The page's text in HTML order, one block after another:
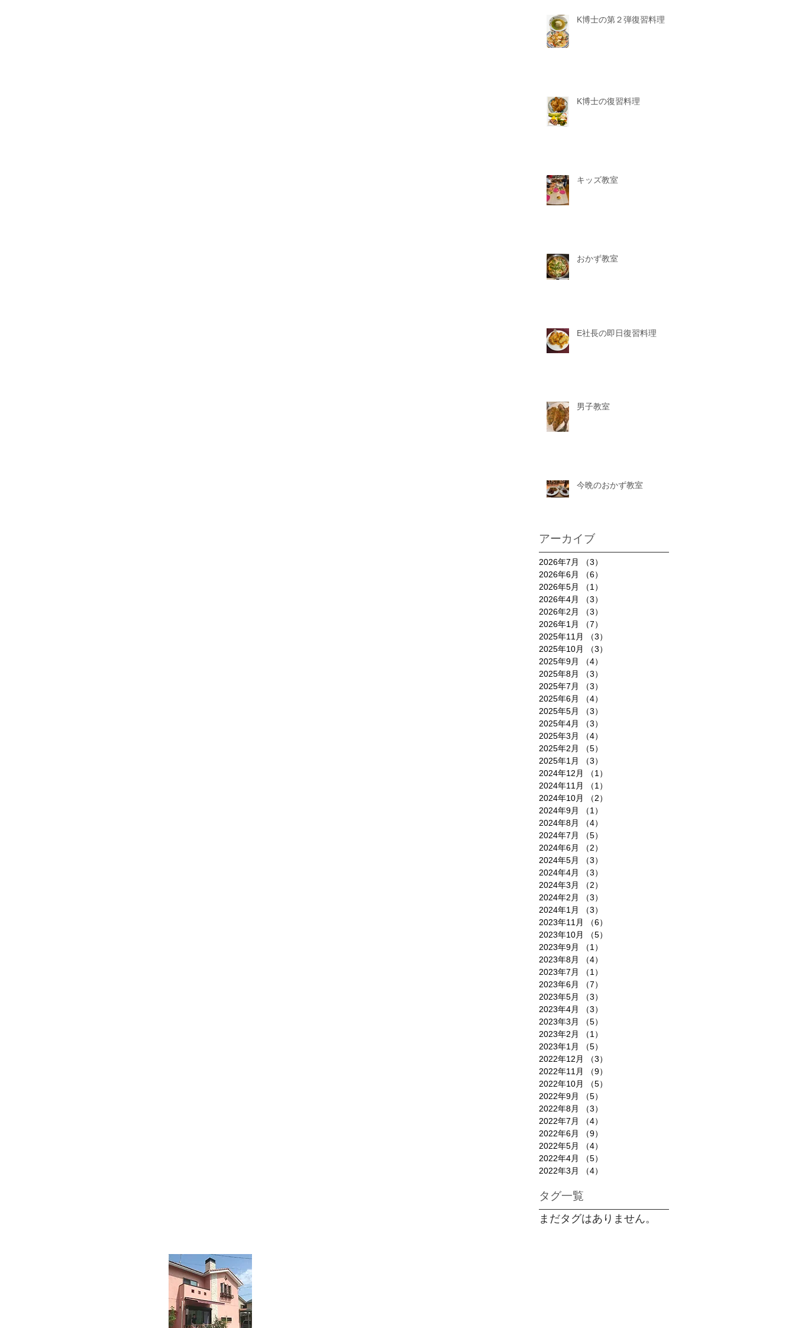
K博士の第２弾復習料理
K博士の復習料理
キッズ教室
おかず教室
E社長の即日復習料理
男子教室
今晩のおかず教室
アーカイブ
2026年7月 （3）
2026年6月
（6）
2026年5月
（1）
2026年4月
（3）
2026年2月
（3）
2026年1月
（7）
2025年11月
（3）
2025年10月
（3）
2025年9月
（4）
2025年8月
（3）
2025年7月
（3）
2025年6月
（4）
2025年5月
（3）
2025年4月
（3）
2025年3月
（4）
2025年2月
（5）
2025年1月
（3）
2024年12月
（1）
2024年11月
（1）
2024年10月
（2）
2024年9月
（1）
2024年8月
（4）
2024年7月
（5）
2024年6月
（2）
2024年5月
（3）
2024年4月
（3）
2024年3月
（2）
2024年2月
（3）
2024年1月
（3）
2023年11月
（6）
2023年10月
（5）
2023年9月
（1）
2023年8月
（4）
2023年7月
（1）
2023年6月
（7）
2023年5月
（3）
2023年4月
（3）
2023年3月
（5）
2023年2月
（1）
2023年1月
（5）
2022年12月
（3）
2022年11月
（9）
2022年10月
（5）
2022年9月
（5）
2022年8月
（3）
2022年7月
（4）
2022年6月
（9）
2022年5月
（4）
2022年4月
（5）
2022年3月
（4）
タグ一覧
まだタグはありません。